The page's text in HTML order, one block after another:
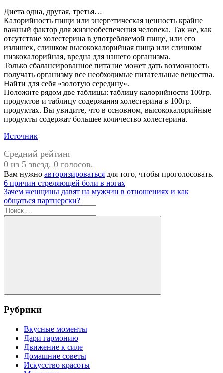
Диета одна, другая, третья…
Калорийность пищи или энергетическая ценность крайне
важный фактор для жизнеобеспечения человека. Так же, как
отсутствие холестерина в употребляемой пище, или его
излишек, слишком высококалорийная пища или слишком
низкокалорийная, вредна для нашего организма.
Только сбалансированное питание может дать возможность
получать организму все необходимые питательные вещества.
Найти для себя «золотую середину».
Положите рядом две таблицы: таблицу калорийности 100гр.
продуктов и таблицу содержания холестерина в 100гр.
продуктах. Вы увидите, что в основном, высококалорийные
продукты содержат большее количество холестерина.
Источник
Средний рейтинг
0 из 5 звезд. 0 голосов.
Вам нужно авторизироваться для того, чтобы проголосовать.
Навигация
по
записям
Предыдущая
запись:
6 причин стреляющей боли в ногах
Следующая
запись:
Зачем женщины давят на мужчин в отношениях и как
общаться партнерски?
Поиск
для:
Поиск
Рубрики
Вкусные моменты
Дари гармонию
Движение к силе
Домашние советы
Искусство красоты